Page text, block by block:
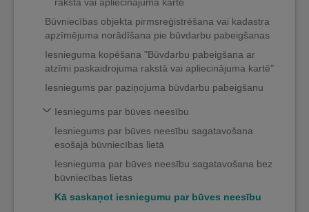
Būvniecības objekta pirmsreģistrēšana vai kadastra
apzīmējuma norādīšana pie būvdarbu pabeigšanas
Iesnieguma kopēšana "Būvdarbu pabeigšana ar
atzīmi paskaidrojuma rakstā vai apliecinājuma kartē"
Iesniegums par paziņojuma būvdarbu pabeigšanu
Iesniegums par būves neesību
Iesniegums par būves neesību sagatavošana
esošajā būvniecības lietā
Iesnieguma par būves neesību sagatavošana bez
būvniecības lietas
Kā saskaņot iesniegumu par būves neesību